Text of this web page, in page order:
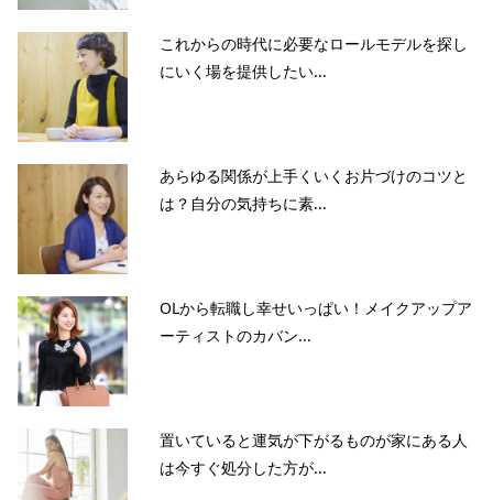
これからの時代に必要なロールモデルを探し
にいく場を提供したい...
あらゆる関係が上手くいくお片づけのコツと
は？自分の気持ちに素...
OLから転職し幸せいっぱい！メイクアップア
ーティストのカバン...
置いていると運気が下がるものが家にある人
は今すぐ処分した方が...